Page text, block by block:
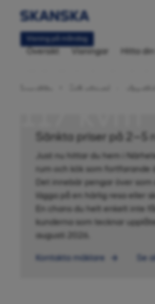
Visning på måndag
Översikt Visningar Hitta
Sänkta priser på 2–5
Just nu hittar du hem i
rum och kök som
Det innebär pengar över
lägga på en härlig resa eller
En chans du helt enkelt inte
kunderna som tecknar
augusti 2026.
Kontakta mäklare
Se